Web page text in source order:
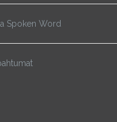
Spoken Word